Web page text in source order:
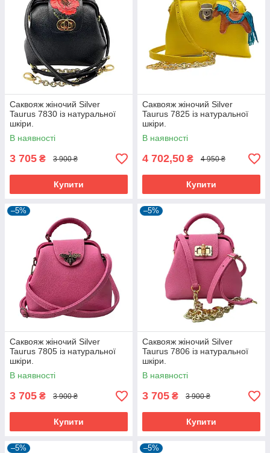
Саквояж жіночий Silver
Taurus 7830 із натуральної
шкіри.
В наявності
3 705 ₴ 3 900 ₴
Купити
Саквояж жіночий Silver
Taurus 7825 із натуральної
шкіри.
В наявності
4 702,50 ₴ 4 950 ₴
Купити
–5%
Саквояж жіночий Silver
Taurus 7805 із натуральної
шкіри.
В наявності
3 705 ₴ 3 900 ₴
Купити
–5%
Саквояж жіночий Silver
Taurus 7806 із натуральної
шкіри.
В наявності
3 705 ₴ 3 900 ₴
Купити
–5% –5%